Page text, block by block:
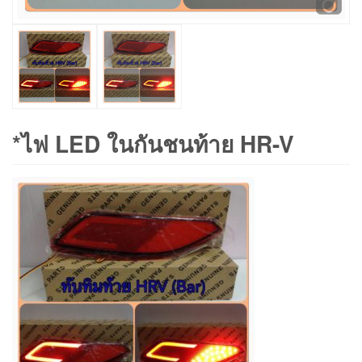
*ไฟ LED ในกันชนท้าย HR-V